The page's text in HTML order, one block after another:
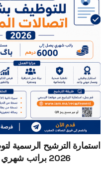
استمارة الترشيح الرسمية
2026 براتب شهري (6000درهم) ومستوى باك+2